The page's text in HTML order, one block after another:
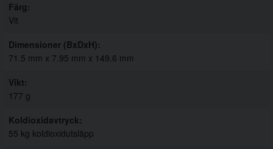
Färg
Vit
Dimensioner (BxDxH)
71.5 mm x 7.95 mm x 149.6 mm
Vikt
177 g
Koldioxidavtryck
55 kg koldioxidutsläpp